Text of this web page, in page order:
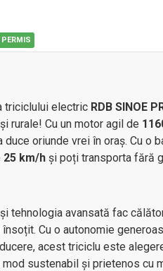
PERMIS
triciclului electric RDB SINOE
rurale! Cu un motor agil de
oriunde vrei în oraș. Cu o
25 km/h și poți transporta fără
tehnologia avansată fac
Cu o autonomie
acest triciclu este
sustenabil și prietenos cu